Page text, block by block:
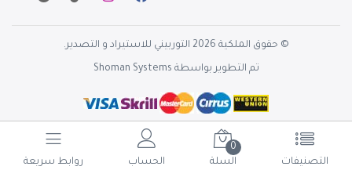
التصنيفات
0
السلة
الحساب روابط سريعة
© حقوق الملكية 2026 التوربيني للاستيراد و التصدير.
تم التطوير بواسطة Shoman Systems